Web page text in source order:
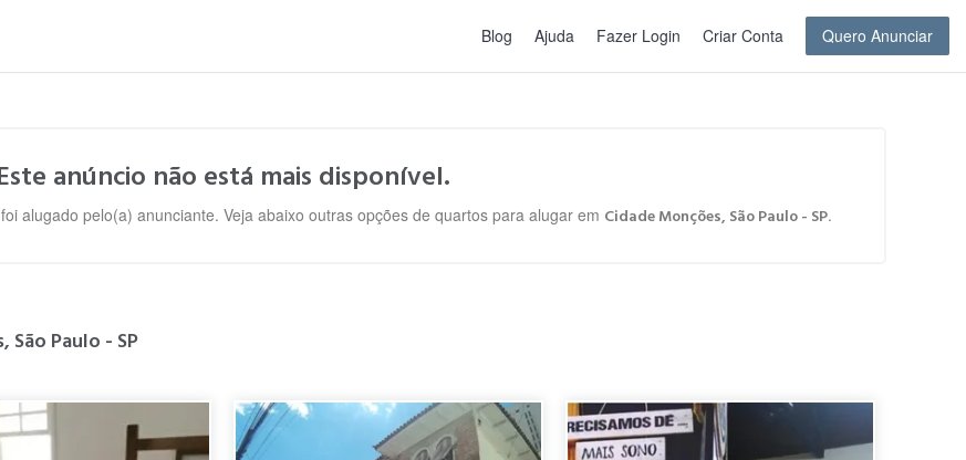
Blog Ajuda Fazer Login Criar Conta Quero Anunciar
anúncio não está mais disponível.
alugado pelo(a) anunciante. Veja abaixo outras opções de quartos para alugar em Cidade Monções, São Paulo - SP.
Paulo - SP